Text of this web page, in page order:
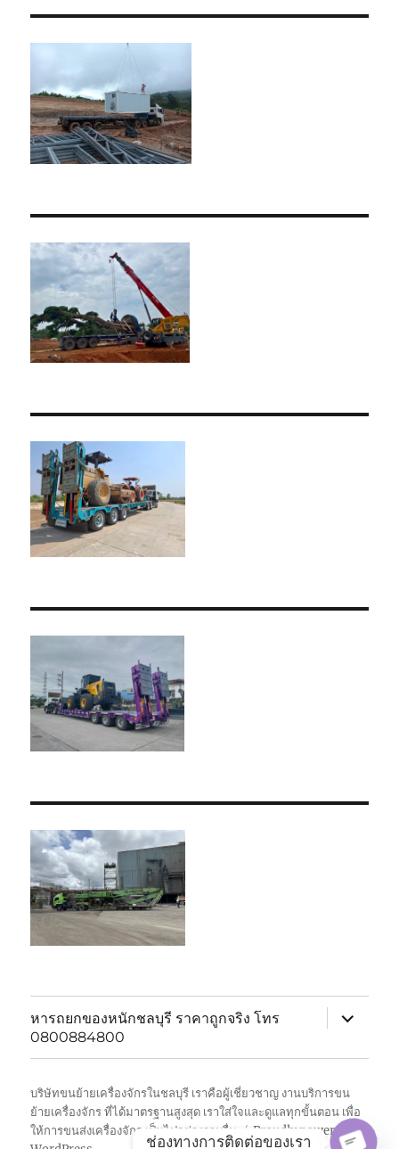
หารถยกของหนักชลบุรี ราคาถูกจริง โทร
0800884800
expand
child
บริษัทขนย้ายเครื่องจักรในชลบุรี เราคือผู้เชี่ยวชาญ งานบริการขน
ย้ายเครื่องจักร ที่ได้มาตรฐานสูงสุด เราใส่ใจและดูแลทุกขั้นตอน เพื่อ
ให้การขนส่งเครื่องจักร เป็นไปอย่างราบรื่น
Proudly powered by
ช่องทางการติดต่อของเรา